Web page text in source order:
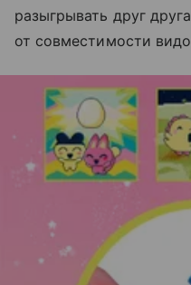
разыгрывать друг
от совместимости